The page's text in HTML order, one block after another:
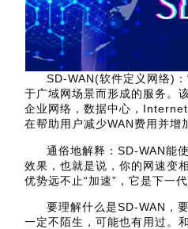
SD-WAN(软件定义网络)
于广域网场景而形成的服务。
企业网络，数据中心，
在帮助用户减少WAN费用并增
通俗地解释：SD-WAN能
效果，也就是说，你的网速变
优势远不止“加速”，它是下一
要理解什么是SD-WAN，
一定不陌生，可能也有用过。